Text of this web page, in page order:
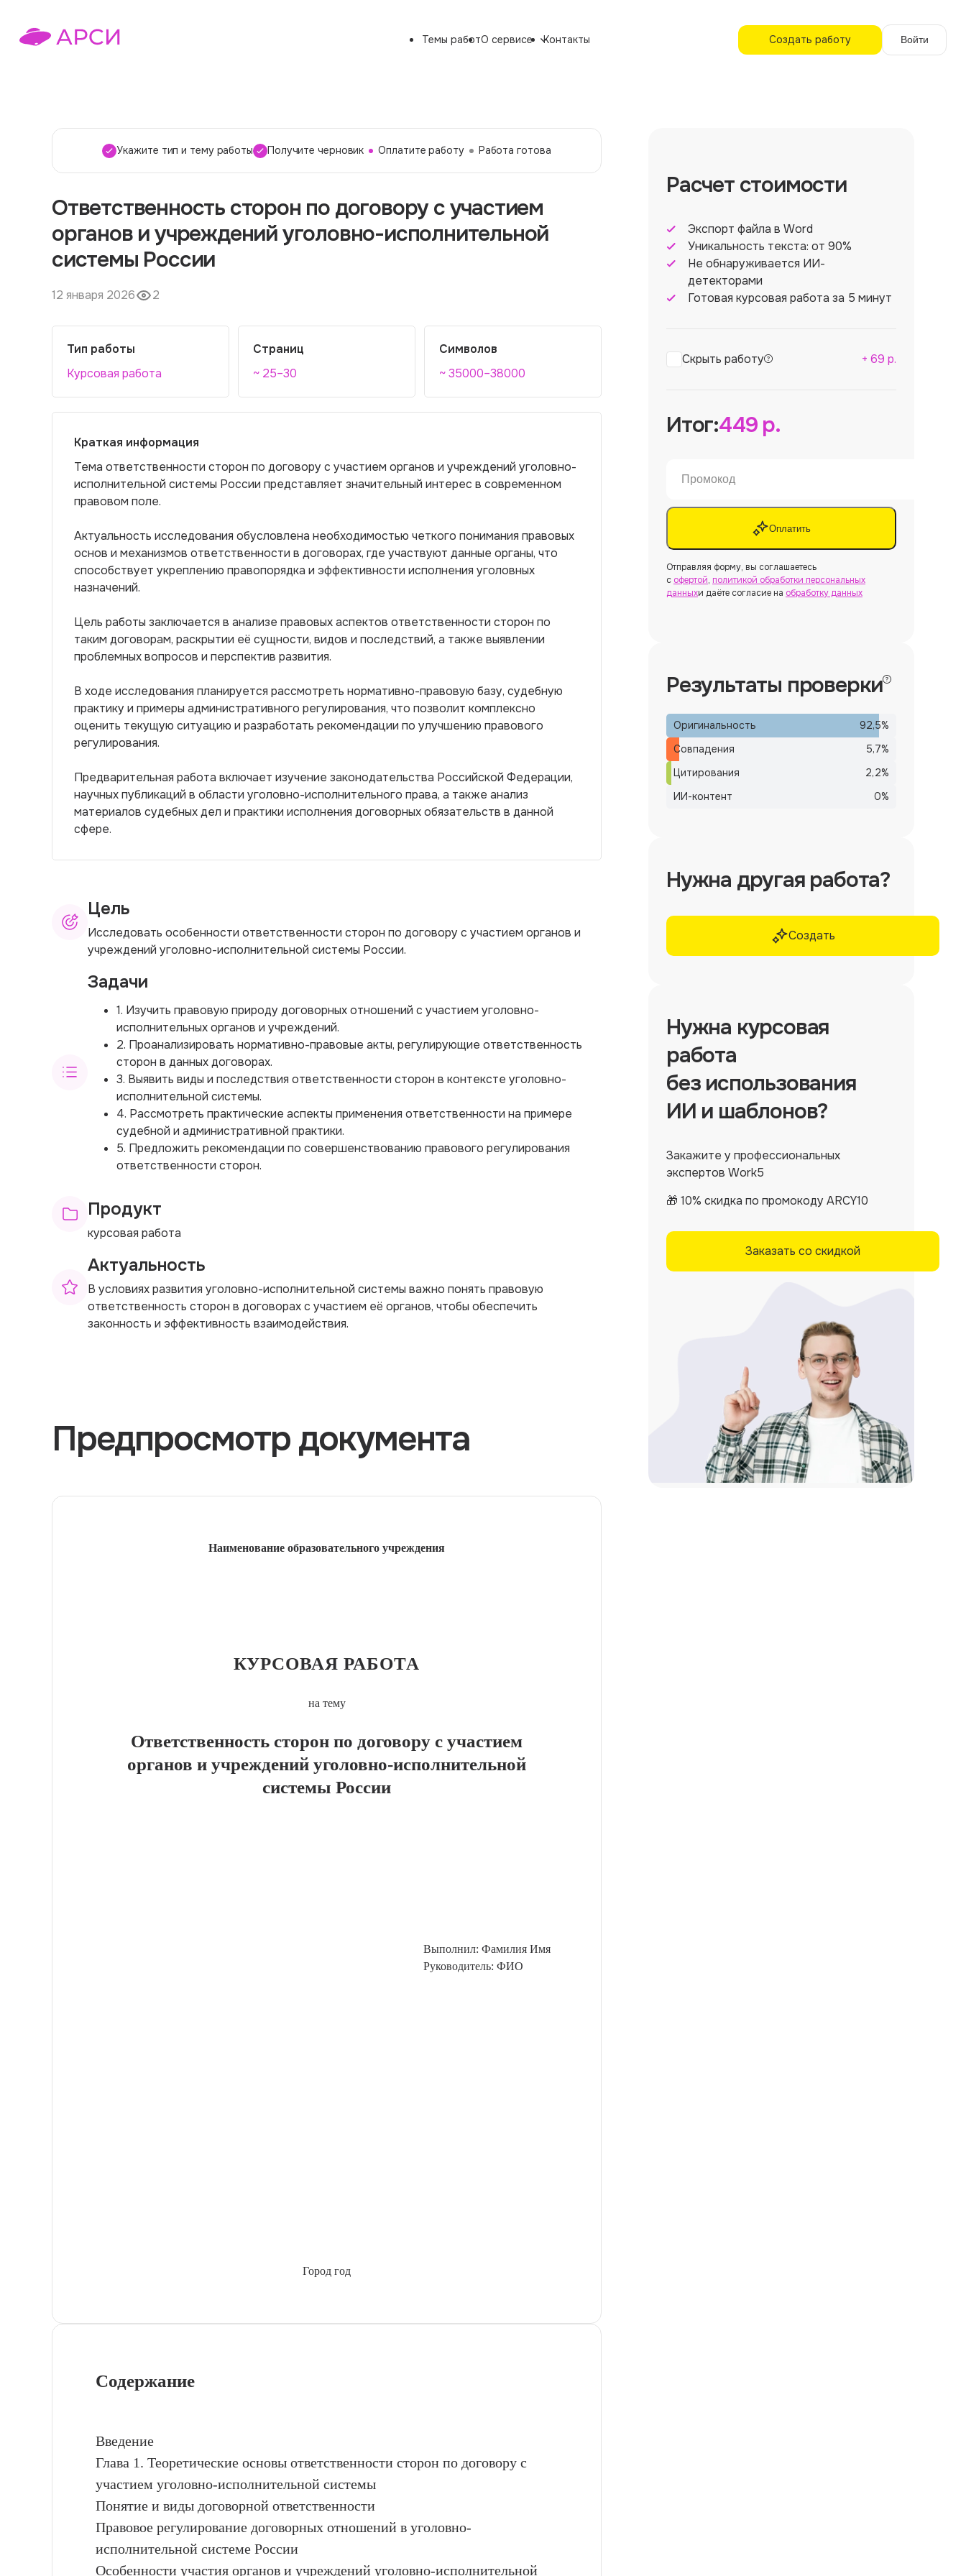
Темы работО сервисе Контакты Создать работу Войти
Укажите тип и тему работы Получите черновик Оплатите работу Работа готова
Ответственность сторон по договору с участием
органов и учреждений уголовно-исполнительной
системы России
12 января 2026 2
Тип работы
Курсовая работа
Страниц
~ 25–30
Символов
~ 35000–38000
Краткая информация
Тема ответственности сторон по договору с участием органов и учреждений уголовно-
исполнительной системы России представляет значительный интерес в современном
правовом поле.
Актуальность исследования обусловлена необходимостью четкого понимания правовых
основ и механизмов ответственности в договорах, где участвуют данные органы, что
способствует укреплению правопорядка и эффективности исполнения уголовных
назначений.
Цель работы заключается в анализе правовых аспектов ответственности сторон по
таким договорам, раскрытии её сущности, видов и последствий, а также выявлении
проблемных вопросов и перспектив развития.
В ходе исследования планируется рассмотреть нормативно-правовую базу, судебную
практику и примеры административного регулирования, что позволит комплексно
оценить текущую ситуацию и разработать рекомендации по улучшению правового
регулирования.
Предварительная работа включает изучение законодательства Российской Федерации,
научных публикаций в области уголовно-исполнительного права, а также анализ
материалов судебных дел и практики исполнения договорных обязательств в данной
сфере.
Цель
Исследовать особенности ответственности сторон по договору с участием органов и
учреждений уголовно-исполнительной системы России.
Задачи
1. Изучить правовую природу договорных отношений с участием уголовно-
исполнительных органов и учреждений.
2. Проанализировать нормативно-правовые акты, регулирующие ответственность
сторон в данных договорах.
3. Выявить виды и последствия ответственности сторон в контексте уголовно-
исполнительной системы.
4. Рассмотреть практические аспекты применения ответственности на примере
судебной и административной практики.
5. Предложить рекомендации по совершенствованию правового регулирования
ответственности сторон.
Продукт
курсовая работа
Актуальность
В условиях развития уголовно-исполнительной системы важно понять правовую
ответственность сторон в договорах с участием её органов, чтобы обеспечить
законность и эффективность взаимодействия.
Предпросмотр документа
Наименование образовательного учреждения
КУРСОВАЯ РАБОТА
на тему
Ответственность сторон по договору с участием
органов и учреждений уголовно-исполнительной
системы России
Выполнил: Фамилия Имя
Руководитель: ФИО
Город год
Содержание
Введение
Глава 1. Теоретические основы ответственности сторон по договору с
участием уголовно-исполнительной системы
Понятие и виды договорной ответственности
Правовое регулирование договорных отношений в уголовно-
исполнительной системе России
Особенности участия органов и учреждений уголовно-исполнительной
Расчет стоимости
Экспорт файла в Word
Уникальность текста: от 90%
Не обнаруживается ИИ-
детекторами
Готовая курсовая работа за 5 минут
Скрыть работу + 69 р.
Итог:449р.
Оплатить
Отправляя форму, вы соглашаетесь
с офертой, политикой обработки персональных
данныхи даёте согласие на обработку данных
Результаты проверки
Оригинальность 92,5%
Совпадения
5,7%
Цитирования
2,2%
ИИ-контент
0%
Нужна другая работа?
Создать
Нужна курсовая
работа
без использования
ИИ и шаблонов?
Закажите у профессиональных
экспертов Work5
🎁 10% скидка по промокоду ARCY10
Заказать со скидкой